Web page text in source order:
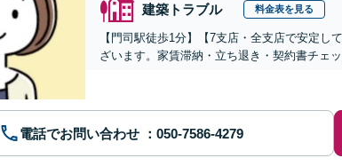
建築トラブル 料金表を見る
【門司駅徒歩1分】【7支店・全支店で安定
ざいます。家賃滞納・立ち退き・契約書チェ
電話でお問い合わせ